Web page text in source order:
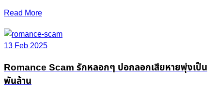
Read More
13 Feb 2025
Romance Scam รักหลอกๆ ปอกลอกเสียหายพุ่งเป็น
พันล้าน